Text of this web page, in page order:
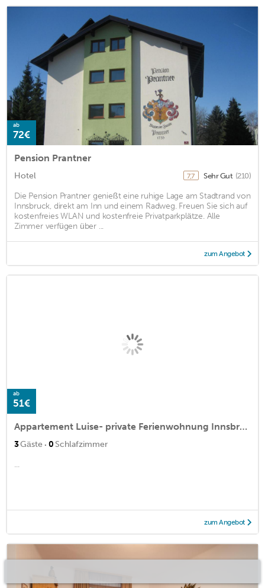
ab
72€
Pension Prantner
Hotel 7,7 Sehr Gut (210)
Die Pension Prantner genießt eine ruhige Lage am Stadtrand von
Innsbruck, direkt am Inn und einem Radweg. Freuen Sie sich auf
kostenfreies WLAN und kostenfreie Privatparkplätze. Alle
Zimmer verfügen über ...
zum Angebot
ab
51€
Appartement Luise- private Ferienwohnung Innsbruck
3Gäste · 0 Schlafzimmer
...
zum Angebot